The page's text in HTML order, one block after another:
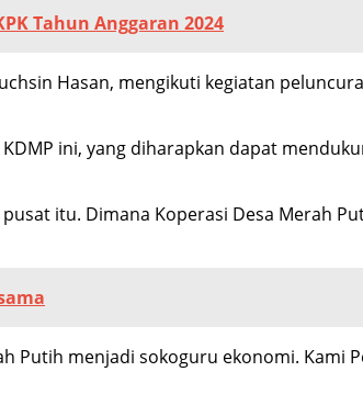
Tahun Anggaran 2024
Hasan, mengikuti kegiatan
ini, yang diharapkan dapat
itu. Dimana Koperasi Desa Merah
Putih menjadi sokoguru ekonomi. Kami